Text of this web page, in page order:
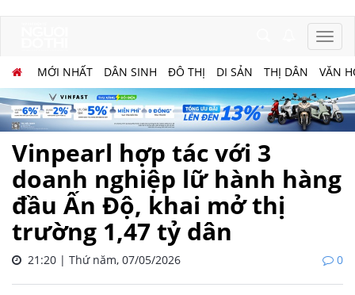
MỚI NHẤT DÂN SINH ĐÔ THỊ DI SẢN THỊ DÂN VĂN
Vinpearl hợp tác với 3
doanh nghiệp lữ hành hàng
đầu Ấn Độ, khai mở thị
trường 1,47 tỷ dân
21:20 | Thứ năm, 07/05/2026 0